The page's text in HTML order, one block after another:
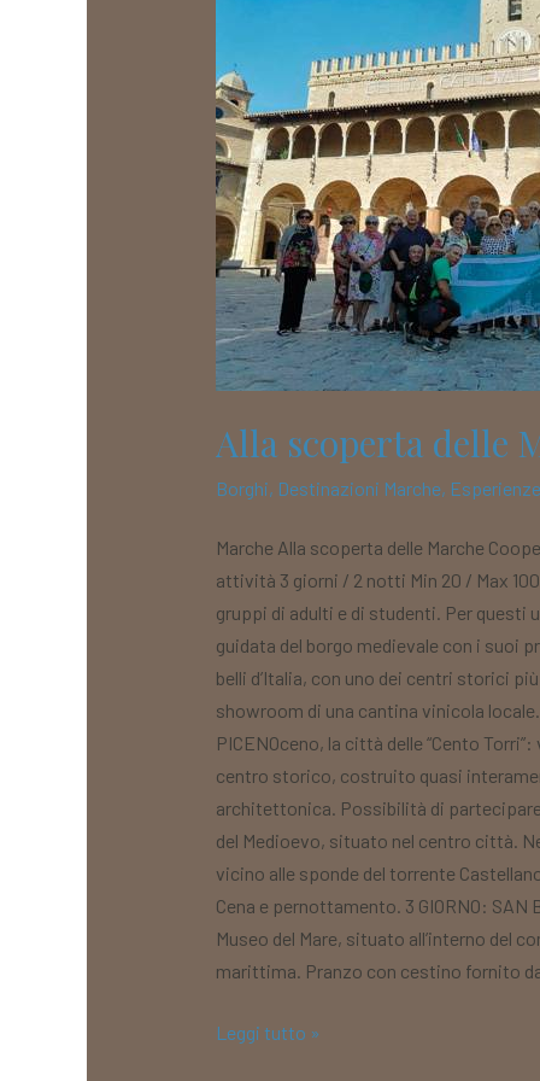
Alla scoperta delle
Borghi, Destinazioni Marche, Esperienze
Marche Alla scoperta delle Marche
attività 3 giorni / 2 notti Min 20 / Max
gruppi di adulti e di studenti. Per questi
guidata del borgo medievale con i suoi
belli d’Italia, con uno dei centri storici
showroom di una cantina vinicola
PICENOceno, la città delle “Cento
centro storico, costruito quasi
architettonica. Possibilità di partecipare
del Medioevo, situato nel centro città.
vicino alle sponde del torrente
Cena e pernottamento. 3 GIORNO:
Museo del Mare, situato all’interno del
marittima. Pranzo con cestino fornito
Marche
Leggi tutto »